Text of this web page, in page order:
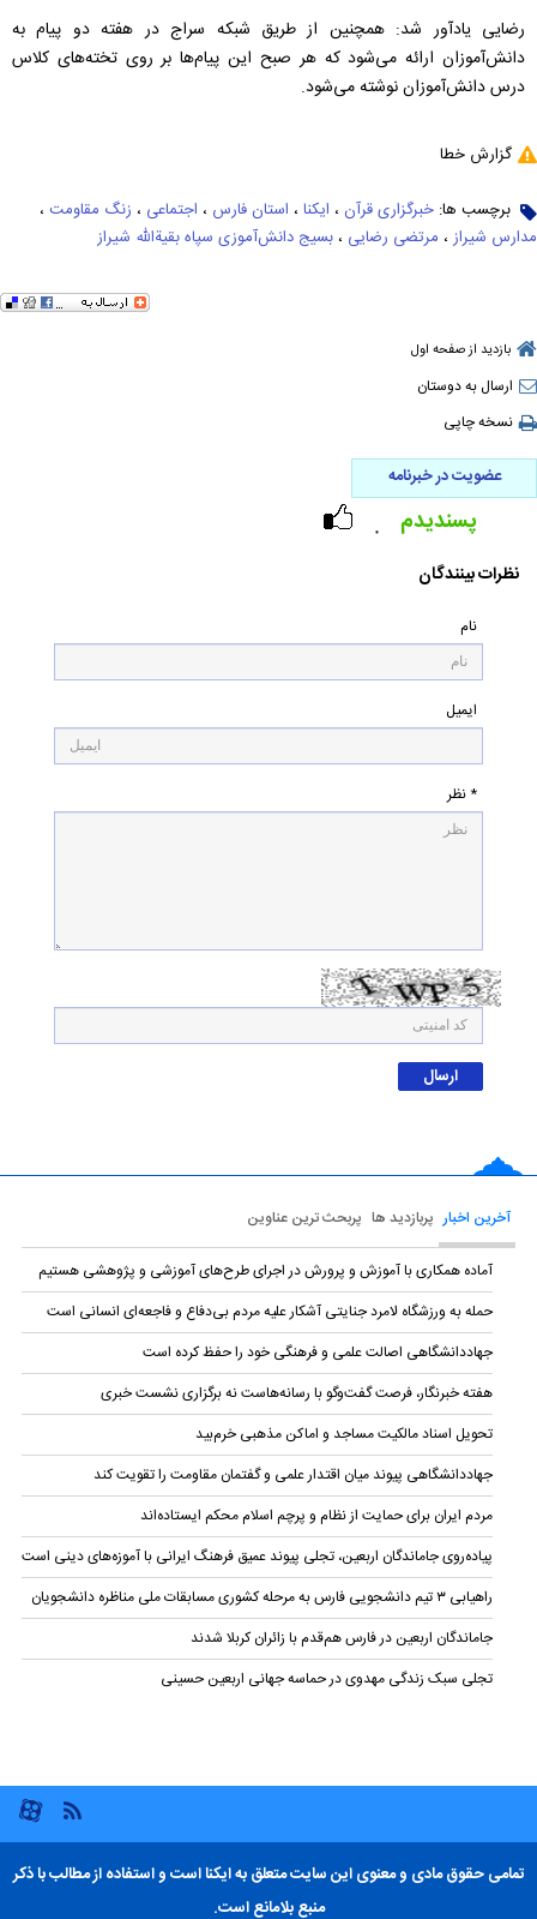
رضایی یادآور شد: همچنین از طریق شبکه سراج در هفته دو پیام به
دانش‌آموزان ارائه می‌شود كه هر صبح این پیام‌ها بر روی تخته‌های كلاس‌
درس دانش‌آموزان نوشته می‌شود.
گزارش خطا
برچسب ها: خبرگزاری قرآن ، ایکنا ، استان فارس ، اجتماعی ، زنگ مقاومت ،
مدارس شیراز ، مرتضی رضایی ، بسیج دانش‌آموزی سپاه بقیةالله شیراز
بازدید از صفحه اول
ارسال به دوستان
نسخه چاپی
عضویت در خبرنامه
۰ پسندیدم
نظرات بینندگان
نام
ایمیل
* نظر
آخرین اخبار پربازدید ها پربحث ترین عناوین
آماده همکاری با آموزش و پرورش در اجرای طرح‌های آموزشی و پژوهشی هستیم
حمله به ورزشگاه لامرد جنایتی آشکار علیه مردم بی‌دفاع و فاجعه‌ای انسانی است
جهاددانشگاهی اصالت علمی و فرهنگی خود را حفظ کرده است
هفته خبرنگار، فرصت گفت‌وگو با رسانه‌هاست نه برگزاری نشست خبری
تحویل اسناد مالکیت مساجد و اماکن مذهبی خرم‌بید
جهاددانشگاهی پیوند میان اقتدار علمی و گفتمان مقاومت را تقویت کند
مردم ایران برای حمایت از نظام و پرچم اسلام محکم ایستاده‌اند
پیاده‌روی جاماندگان اربعین، تجلی پیوند عمیق فرهنگ ایرانی با آموزه‌های دینی است
راهیابی ۳ تیم دانشجویی فارس به مرحله کشوری مسابقات ملی مناظره دانشجویان
جاماندگان اربعین در فارس هم‌قدم با زائران کربلا شدند
تجلی سبک زندگی مهدوی در حماسه جهانی اربعین حسینی
تمامی حقوق مادی و معنوی این سایت متعلق به ایکنا است و استفاده از مطالب با ذکر
منبع بلامانع است.